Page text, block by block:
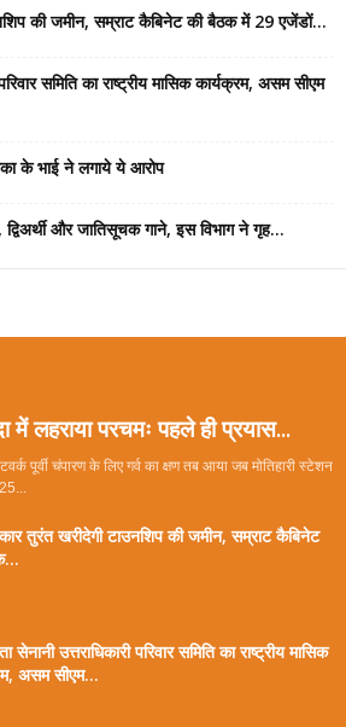
की जमीन, सम्राट कैबिनेट की बैठक में 29 एजेंडों...
समिति का राष्ट्रीय मासिक कार्यक्रम, असम सीएम
के भाई ने लगाये ये आरोप
और जातिसूचक गाने, इस विभाग ने गृह...
लहराया परचमः पहले ही प्रयास...
पूर्वी चंपारण के लिए गर्व का क्षण तब आया जब मोतिहारी स्टेशन
तुरंत खरीदेगी टाउनशिप की जमीन, सम्राट कैबिनेट
सेनानी उत्तराधिकारी परिवार समिति का राष्ट्रीय मासिक
असम सीएम...